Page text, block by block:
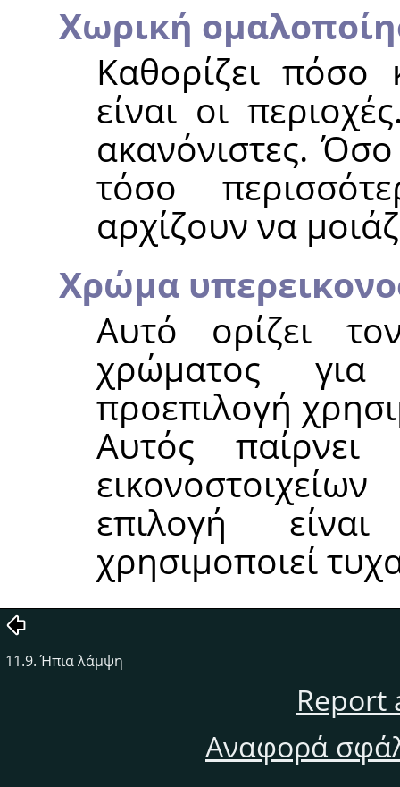
Χωρική
Καθορίζει πόσο
είναι οι
ακανόνιστες.
τόσο
αρχίζουν να
Χρώμα
Αυτό ορίζει
χρώματος
προεπιλογή
Αυτός
επιλογή
χρησιμοποιεί
11.9. Ήπια λάμψη
Report
Αναφορά